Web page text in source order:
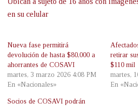
en su celular
Nueva fase permitirá
devolución de hasta $80,000 a
ahorrantes de COSAVI
martes, 3 marzo 2026 4:08 PM
En «Nacionales»
retirar
$110 mil
martes,
En
Socios de COSAVI podrán